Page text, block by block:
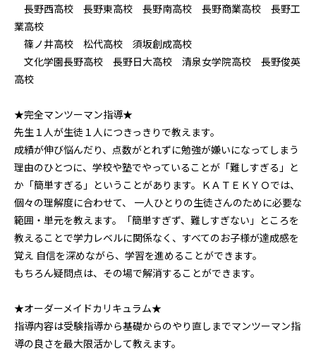
長野西高校 長野東高校 長野南高校 長野商業高校 長野工
業高校
篠ノ井高校 松代高校 須坂創成高校
文化学園長野高校 長野日大高校 清泉女学院高校 長野俊英
高校
★完全マンツーマン指導★
先生１人が生徒１人につきっきりで教えます。
成績が伸び悩んだり、点数がとれずに勉強が嫌いになってしまう
理由のひとつに、学校や塾でやっていることが「難しすぎる」と
か「簡単すぎる」ということがあります。ＫＡＴＥＫＹＯでは、
個々の理解度に合わせて、 一人ひとりの生徒さんのために必要な
範囲・単元を教えます。「簡単すぎず、難しすぎない」ところを
教えることで学力レベルに関係なく、すべてのお子様が達成感を
覚え 自信を深めながら、学習を進めることができます。
もちろん疑問点は、その場で解消することができます。
★オーダーメイドカリキュラム★
指導内容は受験指導から基礎からのやり直しまでマンツーマン指
導の良さを最大限活かして教えます。